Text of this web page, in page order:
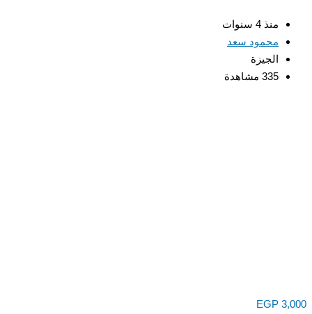
منذ 4 سنوات
محمود سعد
الجيزة
335 مشاهدة
EGP 3,000